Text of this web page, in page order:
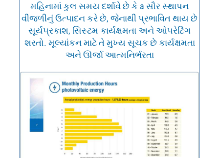
મહિનામાં કુલ સમય દર્શાવે છે કે a સૌર સ્થાપન
વીજળીનું ઉત્પાદન કરે છે, જેનાથી પ્રભાવિત થાય છે
સૂર્યપ્રકાશ, સિસ્ટમ કાર્યક્ષમતા અને ઓપરેટિંગ
શરતો. મૂલ્યાંકન માટે તે મુખ્ય સૂચક છે કાર્યક્ષમતા
અને ઊર્જા આત્મનિર્ભરતા